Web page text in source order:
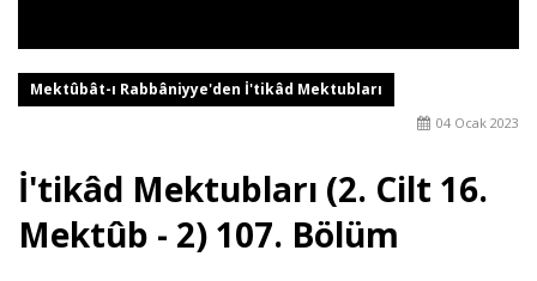
Mektûbât-ı Rabbâniyye'den İ'tikâd Mektubları
04 Ocak 2023
İ'tikâd Mektubları (2. Cilt 16.
Mektûb - 2) 107. Bölüm